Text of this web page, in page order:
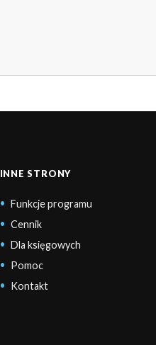
INNE STRONY
Funkcje programu
Cennik
Dla księgowych
Pomoc
Kontakt